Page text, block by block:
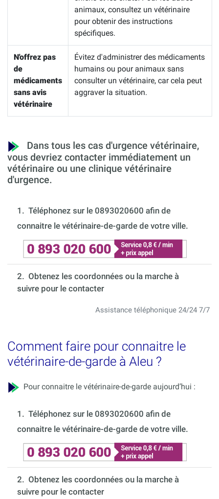
animaux, consultez un vétérinaire
pour obtenir des instructions
spécifiques.
N'offrez pas
de
médicaments
sans avis
vétérinaire
Évitez d'administrer des médicaments
humains ou pour animaux sans
consulter un vétérinaire, car cela peut
aggraver la situation.
Dans tous les cas d'urgence vétérinaire,
vous devriez contacter immédiatement un
vétérinaire ou une clinique vétérinaire
d'urgence.
1. Téléphonez sur le 0893020600 afin de
connaitre le vétérinaire-de-garde de votre ville.
2. Obtenez les coordonnées ou la marche à
suivre pour le contacter
Assistance téléphonique 24/24 7/7
Comment faire pour connaitre le
vétérinaire-de-garde à Aleu ?
Pour connaitre le vétérinaire-de-garde aujourd’hui :
1. Téléphonez sur le 0893020600 afin de
connaitre le vétérinaire-de-garde de votre ville.
2. Obtenez les coordonnées ou la marche à
suivre pour le contacter